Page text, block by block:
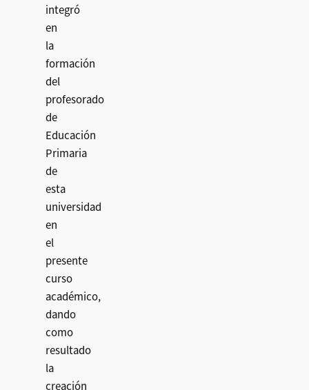
integró
en
la
formación
del
profesorado
de
Educación
Primaria
de
esta
universidad
en
el
presente
curso
académico,
dando
como
resultado
la
creación